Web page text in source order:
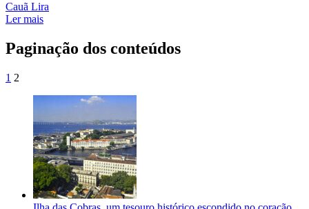
Cauã Lira
Ler mais
Paginação dos conteúdos
1 2